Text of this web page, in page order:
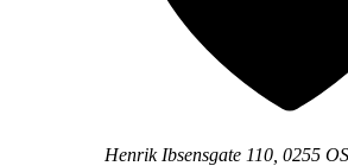
Henrik Ibsensgate 110, 0255